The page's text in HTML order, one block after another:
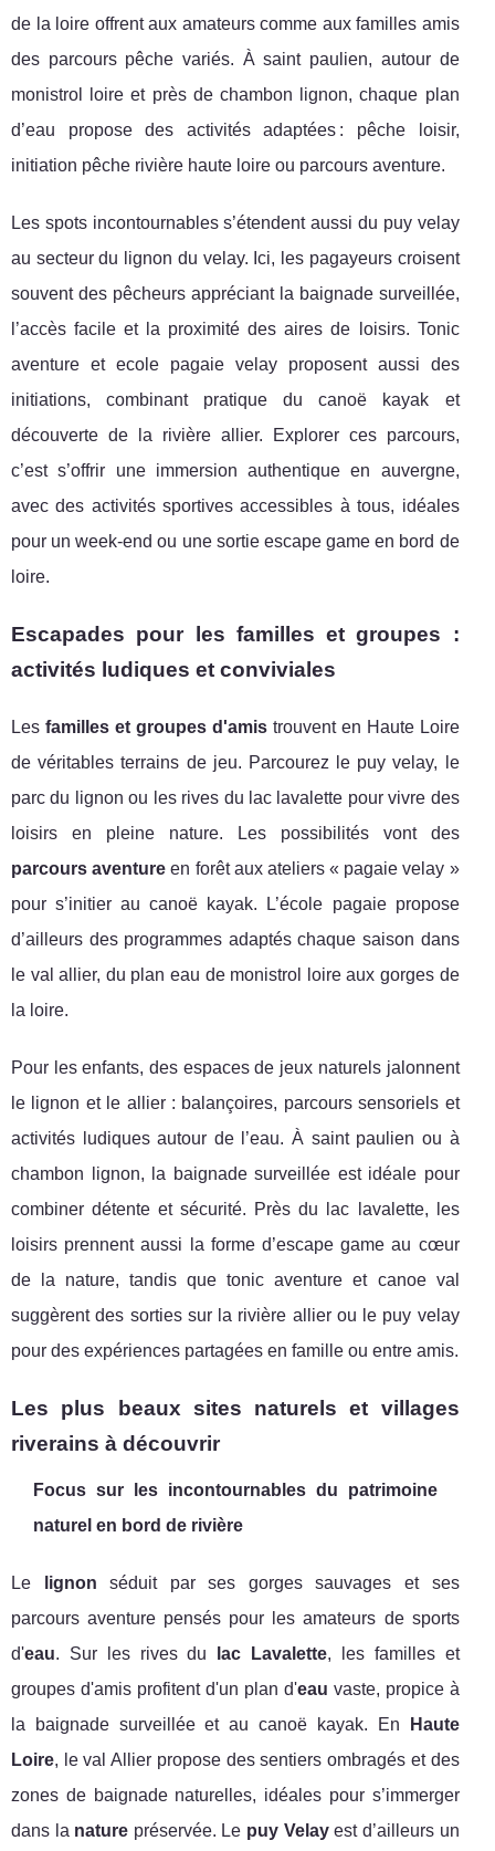
de la loire offrent aux amateurs comme aux familles amis
des parcours pêche variés. À saint paulien, autour de
monistrol loire et près de chambon lignon, chaque plan
d’eau propose des activités adaptées : pêche loisir,
initiation pêche rivière haute loire ou parcours aventure.
Les spots incontournables s’étendent aussi du puy velay
au secteur du lignon du velay. Ici, les pagayeurs croisent
souvent des pêcheurs appréciant la baignade surveillée,
l’accès facile et la proximité des aires de loisirs. Tonic
aventure et ecole pagaie velay proposent aussi des
initiations, combinant pratique du canoë kayak et
découverte de la rivière allier. Explorer ces parcours,
c’est s’offrir une immersion authentique en auvergne,
avec des activités sportives accessibles à tous, idéales
pour un week-end ou une sortie escape game en bord de
loire.
Escapades pour les familles et groupes :
activités ludiques et conviviales
Les familles et groupes d'amistrouvent en Haute Loire
de véritables terrains de jeu. Parcourez le puy velay, le
parc du lignon ou les rives du lac lavalette pour vivre des
loisirs en pleine nature. Les possibilités vont des
parcours aventure en forêt aux ateliers « pagaie velay »
pour s’initier au canoë kayak. L’école pagaie propose
d’ailleurs des programmes adaptés chaque saison dans
le val allier, du plan eau de monistrol loire aux gorges de
la loire.
Pour les enfants, des espaces de jeux naturels jalonnent
le lignon et le allier : balançoires, parcours sensoriels et
activités ludiques autour de l’eau. À saint paulien ou à
chambon lignon, la baignade surveillée est idéale pour
combiner détente et sécurité. Près du lac lavalette, les
loisirs prennent aussi la forme d’escape game au cœur
de la nature, tandis que tonic aventure et canoe val
suggèrent des sorties sur la rivière allier ou le puy velay
pour des expériences partagées en famille ou entre amis.
Les plus beaux sites naturels et villages
riverains à découvrir
Focus sur les incontournables du patrimoine
naturel en bord de rivière
Le lignon séduit par ses gorges sauvages et ses
parcours aventure pensés pour les amateurs de sports
d'eau. Sur les rives du lac Lavalette, les familles et
groupes d'amis profitent d'un plan d'eau vaste, propice à
la baignade surveillée et au canoë kayak. En
Haute
Loire, le val Allier propose des sentiers ombragés et des
zones de baignade naturelles, idéales pour s’immerger
dans la nature préservée. Le puy Velayest d’ailleurs un